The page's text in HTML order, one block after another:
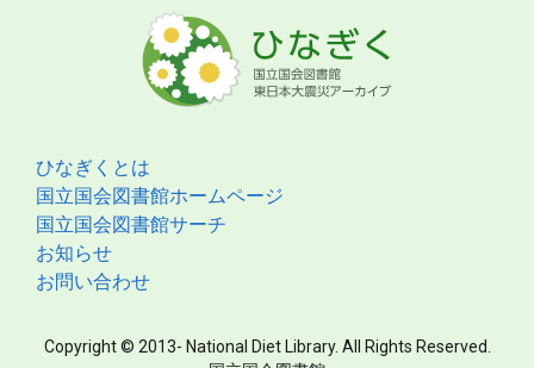
ひなぎくとは
国立国会図書館ホームページ
国立国会図書館サーチ
お知らせ
お問い合わせ
Copyright © 2013- National Diet Library. All Rights Reserved.